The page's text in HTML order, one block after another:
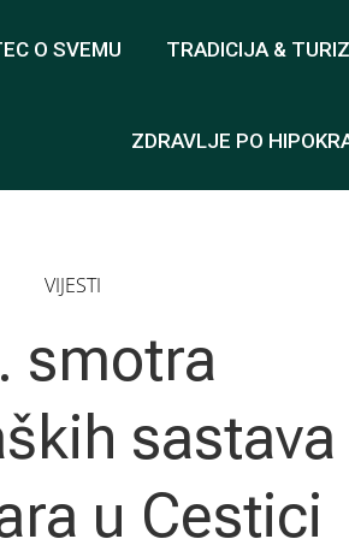
O SVEMU TRADICIJA &
ZDRAVLJE PO
VIJESTI
smotra
sastava
u Cestici